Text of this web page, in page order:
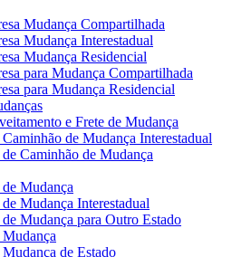
Mudança Compartilhada
Mudança Interestadual
Mudança Residencial
para Mudança Compartilhada
para Mudança Residencial
e Frete de Mudança
de Mudança Interestadual
Caminhão de Mudança
Mudança
Mudança Interestadual
Mudança para Outro Estado
de Estado